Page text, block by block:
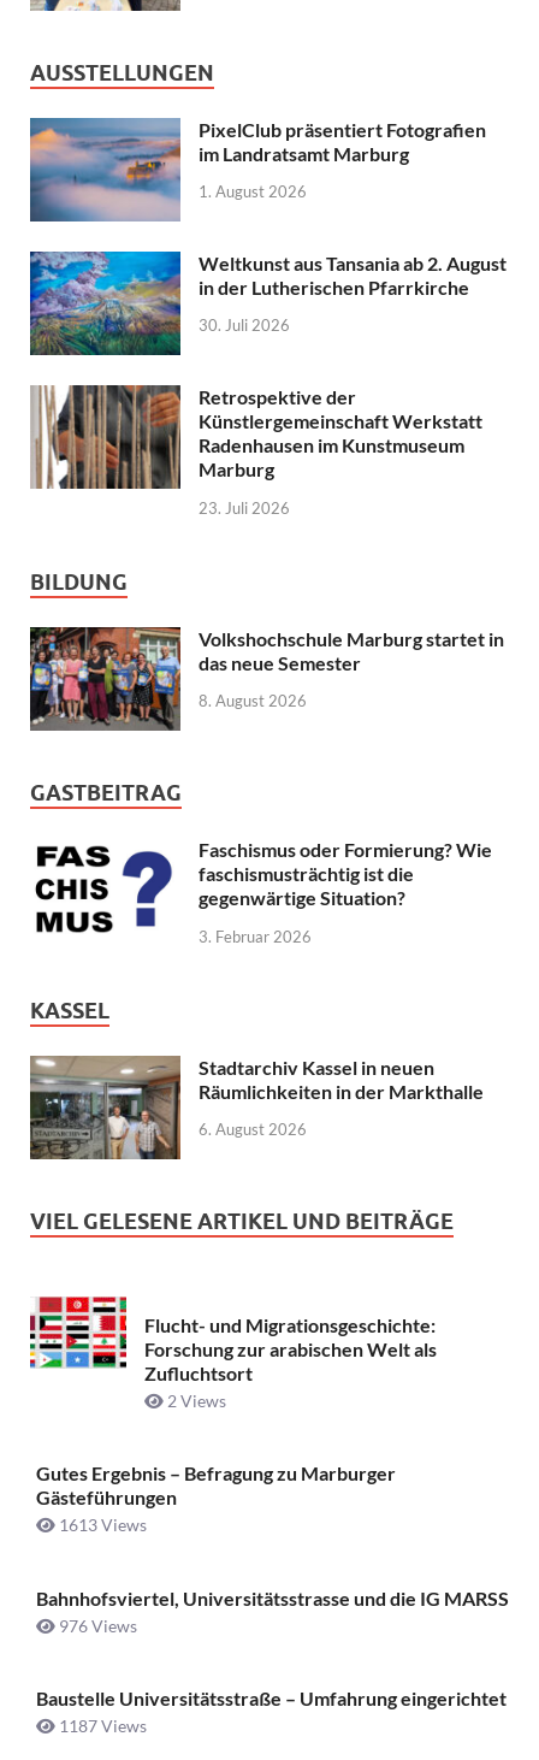
AUSSTELLUNGEN
PixelClub präsentiert Fotografien
im Landratsamt Marburg
1. August 2026
Weltkunst aus Tansania ab 2. August
in der Lutherischen Pfarrkirche
30. Juli 2026
Retrospektive der
Künstlergemeinschaft Werkstatt
Radenhausen im Kunstmuseum
Marburg
23. Juli 2026
BILDUNG
Volkshochschule Marburg startet in
das neue Semester
8. August 2026
GASTBEITRAG
Faschismus oder Formierung? Wie
faschismusträchtig ist die
gegenwärtige Situation?
3. Februar 2026
KASSEL
Stadtarchiv Kassel in neuen
Räumlichkeiten in der Markthalle
6. August 2026
VIEL GELESENE ARTIKEL UND BEITRÄGE
Flucht- und Migrationsgeschichte:
Forschung zur arabischen Welt als
Zufluchtsort
2 Views
Gutes Ergebnis – Befragung zu Marburger
Gästeführungen
1613 Views
Bahnhofsviertel, Universitätsstrasse und die IG MARSS
976 Views
Baustelle Universitätsstraße ­– Umfahrung eingerichtet
1187 Views